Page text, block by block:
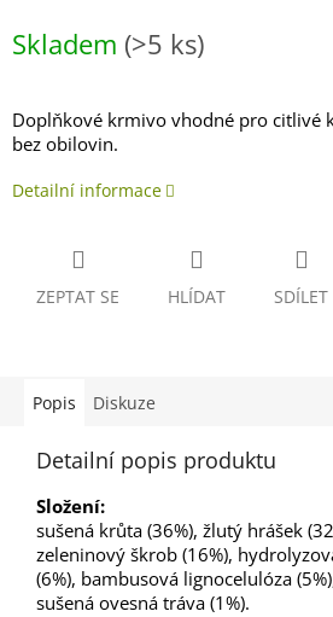
Skladem (>5 ks)
Doplňkové krmivo vhodné pro citlivé
bez obilovin.
Detailní informace
ZEPTAT SE HLÍDAT SDÍLET
Popis Diskuze
Detailní popis produktu
Složení:
sušená krůta (36%), žlutý hrášek
zeleninový škrob (16%),
(6%), bambusová lignocelulóza
sušená ovesná tráva (1%).